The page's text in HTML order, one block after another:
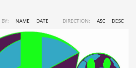
BY: NAME DATE DIRECTION: ASC DESC